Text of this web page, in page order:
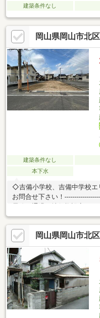
建築条件なし
岡山県岡山市北
建築条件なし
本下水
◇吉備小学校、吉備中学校
お問合せ下さい！
電線が通過（地役権設定あり
為、使用できません
岡山県岡山市北